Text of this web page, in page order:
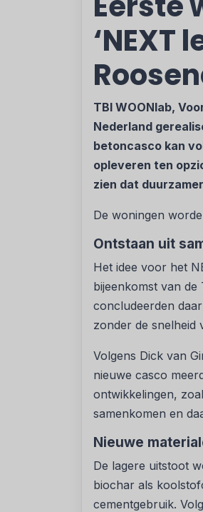
‘NEXT
TBI WOONlab,
Nederland
betoncasco kan
opleveren ten
zien dat
De woningen
Ontstaan uit
Het idee voor het
bijeenkomst van de
concludeerden
zonder de snelheid
Volgens Dick van
nieuwe casco
ontwikkelingen,
samenkomen en
Nieuwe
De lagere uitstoot
biochar als
cementgebruik.